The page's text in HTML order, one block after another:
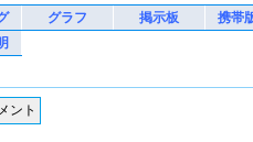
グラフ 掲示板 携帯